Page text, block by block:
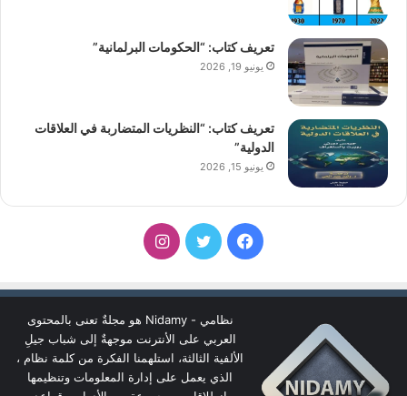
تعريف كتاب: “الحكومات البرلمانية”
يونيو 19, 2026
تعريف كتاب: “النظريات المتضاربة في العلاقات
الدولية”
يونيو 15, 2026
فيسبوكتويتر انستقرام
نظامي - Nidamy هو مجلةٌ تعنى بالمحتوى
العربي على الأنترنت موجهةٌ إلى شباب جيلِ
الألفية الثالثة، استلهمنا الفكرة من كلمة نظام ،
الذي يعمل على إدارة المعلومات وتنظيمها